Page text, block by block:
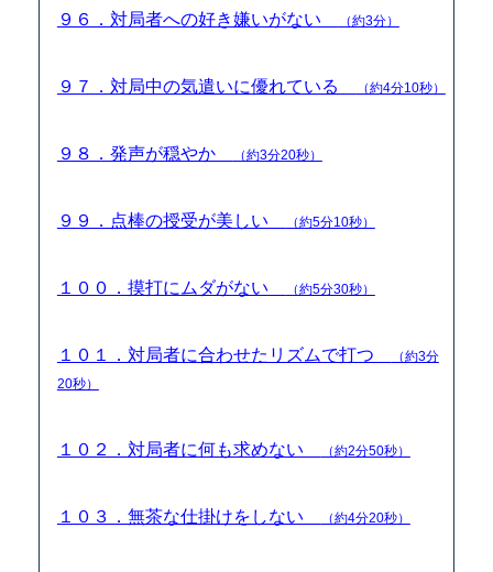
９６．対局者への好き嫌いがない （約3分）
９７．対局中の気遣いに優れている （約4分10秒）
９８．発声が穏やか （約3分20秒）
９９．点棒の授受が美しい （約5分10秒）
１００．摸打にムダがない （約5分30秒）
１０１．対局者に合わせたリズムで打つ
（約3分
20秒）
１０２．対局者に何も求めない （約2分50秒）
１０３．無茶な仕掛けをしない （約4分20秒）